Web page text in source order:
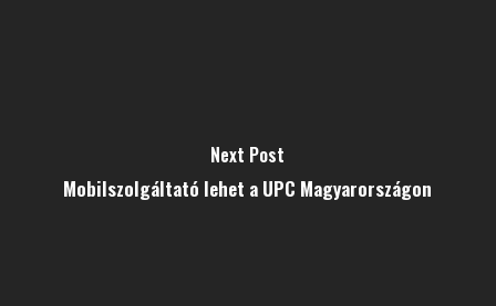
Next Post
Mobilszolgáltató lehet a UPC Magyarországon